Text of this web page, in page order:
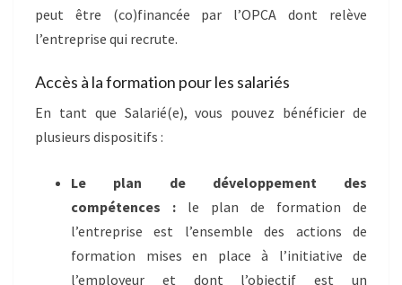
peut être (co)financée par l’OPCA dont relève
l’entreprise qui recrute.
Accès à la formation pour les salariés
En tant que Salarié(e), vous pouvez bénéficier de
plusieurs dispositifs :
Le plan de développement des
compétences : le plan de formation de
l’entreprise est l’ensemble des actions de
formation mises en place à l’initiative de
l’employeur et dont l’objectif est un